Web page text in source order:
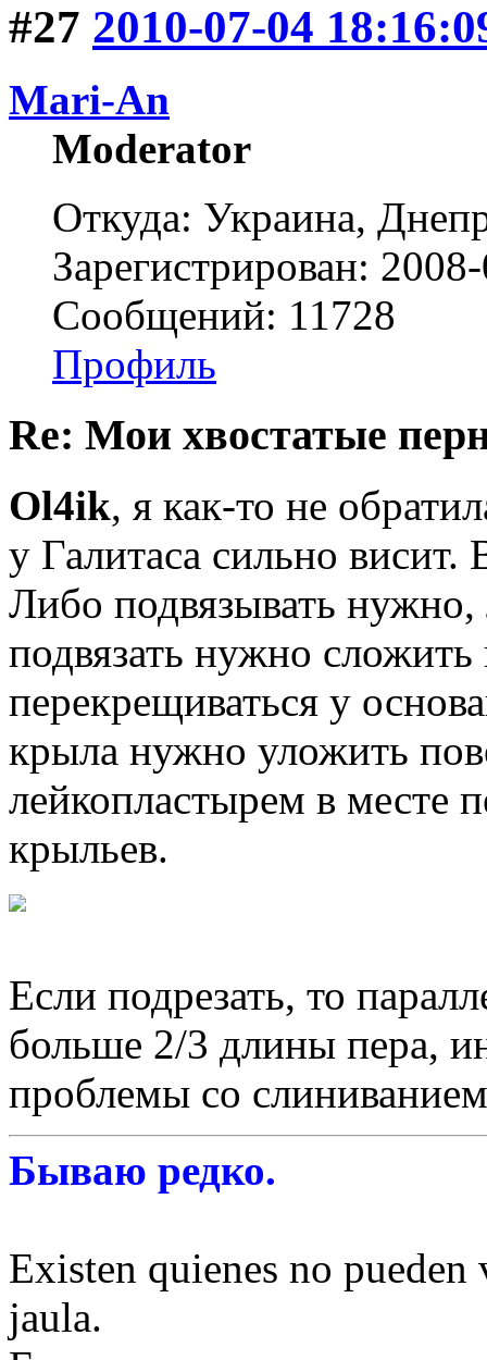
#27 2010-07-04
Mari-An
Moderator
Откуда: Украина,
Зарегистрирован:
Сообщений: 11728
Профиль
Re: Мои хвостатые
Ol4ik, я как-то не
у Галитаса сильно висит.
Либо подвязывать
подвязать нужно
перекрещиваться у
крыла нужно уложить
лейкопластырем в месте
крыльев.
Если подрезать, то
больше 2/3 длины пера,
проблемы со
Бываю редко.
Existen quienes no
jaula.